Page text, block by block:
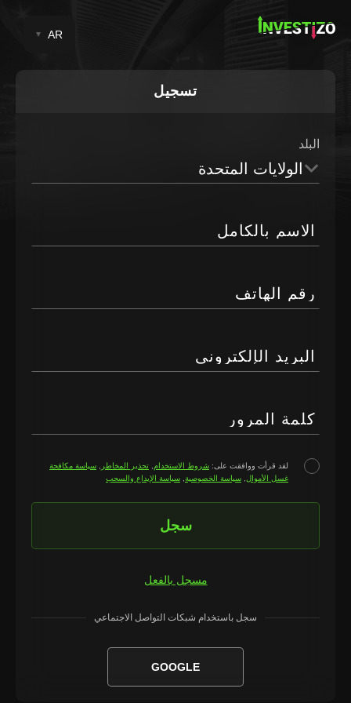
تسجيل
البلد
الولايات المتحدة
الاسم بالكامل
رقم الهاتف
البريد الإلكتروني
كلمة المرور
لقد قرأت ووافقت على:شروط الاستخدام,تحذير المخاطر,سياسة مكافحة
غسل الأموال,سياسة الخصوصية,سياسة الإيداع والسحب
سجل
مسجل بالفعل
سجل باستخدام شبكات التواصل الاجتماعي
GOOGLE